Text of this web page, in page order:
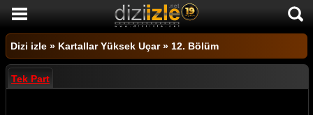
DİZİ İZLE
AKTİF DİZİLER
SON EKLENEN DİZİLER
Dizi izle » Kartallar Yüksek Uçar » 12. Bölüm
Tek Part